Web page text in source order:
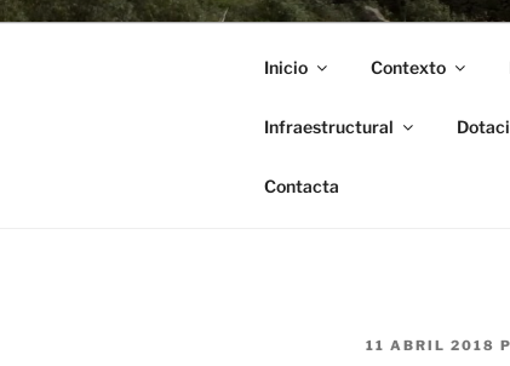
Inicio Contexto
Infraestructural
Contacta
PUBLICADO
11 ABRIL 2018